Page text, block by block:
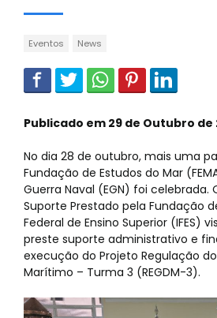
Eventos News
Publicado em 29 de Outubro de
No dia 28 de outubro, mais uma
Fundação de Estudos do Mar
Guerra Naval (EGN) foi celebrada.
Suporte Prestado pela Fundação
Federal de Ensino Superior (IFES)
preste suporte administrativo e
execução do Projeto Regulação
Marítimo – Turma 3 (REGDM-3).